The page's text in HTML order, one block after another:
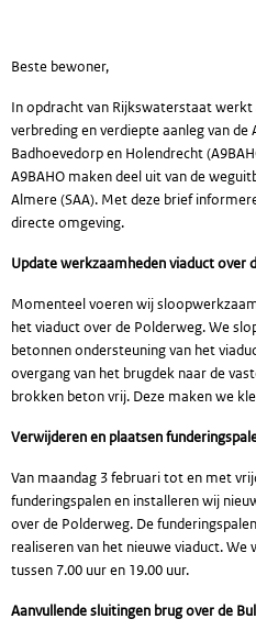
Beste bewoner,
In opdracht van Rijkswaterstaat werkt
verbreding en verdiepte aanleg van
Badhoevedorp en Holendrecht
A9BAHO maken deel uit van de
Almere (SAA). Met deze brief
directe omgeving.
Update werkzaamheden viaduct over
Momenteel voeren wij
het viaduct over de Polderweg. We
betonnen ondersteuning van het
overgang van het brugdek naar de
brokken beton vrij. Deze maken we
Verwijderen en plaatsen
Van maandag 3 februari tot en met
funderingspalen en installeren wij
over de Polderweg. De
realiseren van het nieuwe viaduct.
tussen 7.00 uur en 19.00 uur.
Aanvullende sluitingen brug over de